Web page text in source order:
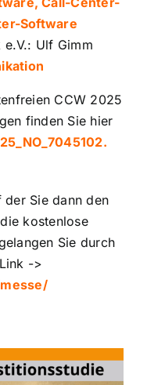
Software
Ulf Gimm
CCW 2025
finden Sie hier
Sie dann den
kostenlose
Sie durch
->